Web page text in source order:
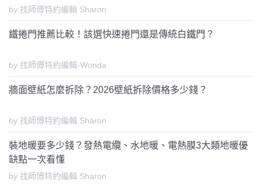
by 找師傅特約編輯 Sharon
鐵捲門推薦比較！該選快速捲門還是傳統白鐵門？
by 找師傅特約編輯-Wonda
牆面壁紙怎麼拆除？2026壁紙拆除價格多少錢？
by 找師傅特約編輯 Sharon
裝地暖要多少錢？發熱電纜、水地暖、電熱膜3大類地暖優
缺點一次看懂
by 找師傅特約編輯 Sharon